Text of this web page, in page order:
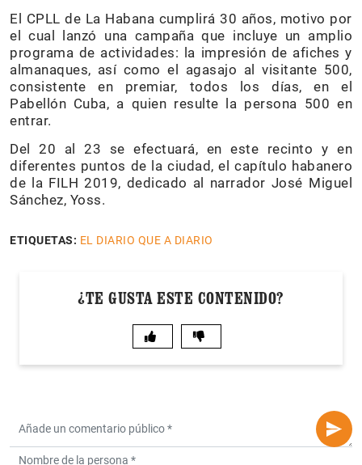
El CPLL de La Habana cumplirá 30 años, motivo por
el cual lanzó una campaña que incluye un amplio
programa de actividades: la impresión de afiches y
almanaques, así como el agasajo al visitante 500,
consistente en premiar, todos los días, en el
Pabellón Cuba, a quien resulte la persona 500 en
entrar.
Del 20 al 23 se efectuará, en este recinto y en
diferentes puntos de la ciudad, el capítulo habanero
de la FILH 2019, dedicado al narrador José Miguel
Sánchez, Yoss.
ETIQUETAS: EL DIARIO QUE A DIARIO
¿TE GUSTA ESTE CONTENIDO?